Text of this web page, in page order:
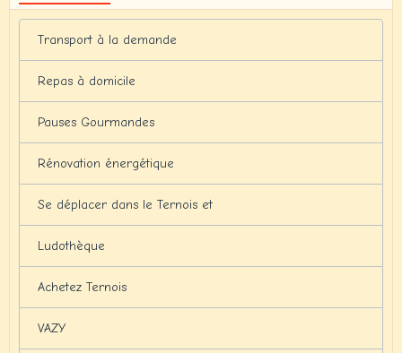
Transport à la demande
Repas à domicile
Pauses Gourmandes
Rénovation énergétique
Se déplacer dans le Ternois et
Ludothèque
Achetez Ternois
VAZY